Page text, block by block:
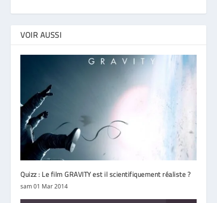
VOIR AUSSI
Quizz : Le film GRAVITY est il scientifiquement réaliste ?
sam 01 Mar 2014